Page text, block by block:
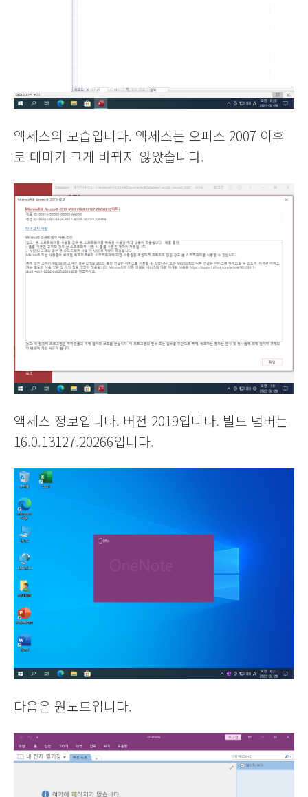
액세스의 모습입니다. 액세스는 오피스 2007 이후
로 테마가 크게 바뀌지 않았습니다.
액세스 정보입니다. 버전 2019입니다. 빌드 넘버는
16.0.13127.20266입니다.
다음은 원노트입니다.